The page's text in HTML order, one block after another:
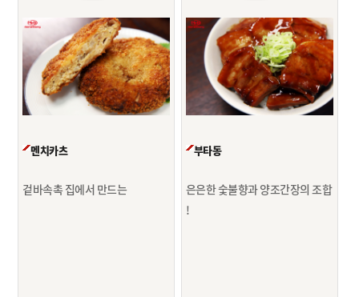
멘치카츠
겉바속촉 집에서 만드는
부타동
은은한 숯불향과 양조간장의 조합
!